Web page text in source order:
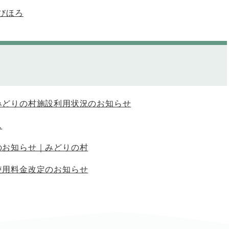
ほろ
りの村施設利用状況のお知らせ
知らせ｜みどりの村
料金改定のお知らせ